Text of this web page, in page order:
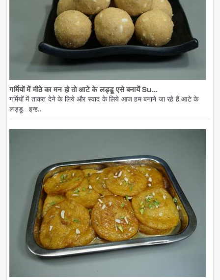
गर्मियों में मीठे का मन हो तो आटे के लड्डू एसे बनायें Su...
गर्मियों में ताकत देने के लिये और स्वाद के लिये आज हम बनाने जा रहे हैं आटे के
लड्डू. इन्ह...